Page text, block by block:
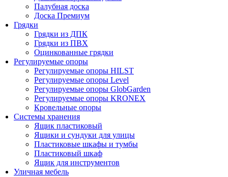
Палубная доска
Доска Премиум
Грядки
Грядки из ДПК
Грядки из ПВХ
Оцинкованные грядки
Регулируемые опоры
Регулируемые опоры HILST
Регулируемые опоры Level
Регулируемые опоры GlobGarden
Регулируемые опоры KRONEX
Кровельные опоры
Системы хранения
Ящик пластиковый
Ящики и сундуки для улицы
Пластиковые шкафы и тумбы
Пластиковый шкаф
Ящик для инструментов
Уличная мебель